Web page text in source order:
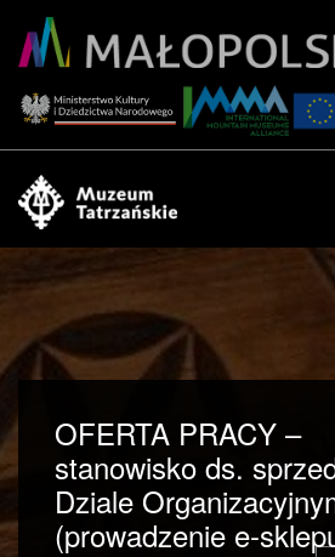
OFERTA PRACY –
stanowisko ds.
Dziale
(prowadzenie e-